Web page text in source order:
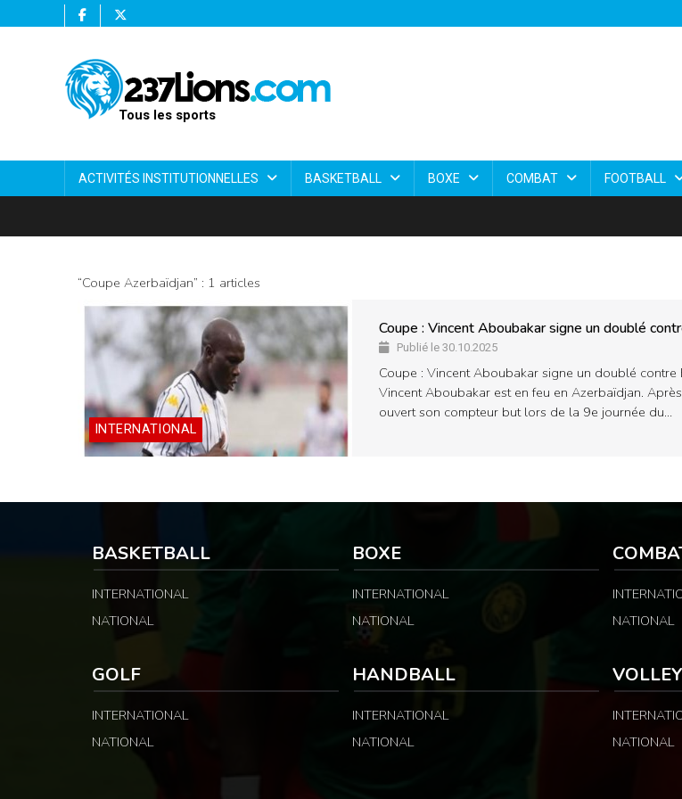
Tous les sports
ACTIVITÉS INSTITUTIONNELLES BASKETBALL BOXE COMBAT FOOTBALL
“Coupe Azerbaïdjan” : 1 articles
INTERNATIONAL
Coupe : Vincent Aboubakar signe un doublé
Publié le 30.10.2025
Coupe : Vincent Aboubakar signe un doublé contre
Vincent Aboubakar est en feu en Azerbaïdjan.
ouvert son compteur but lors de la 9e journée du…
BASKETBALL
INTERNATIONAL
NATIONAL
BOXE
INTERNATIONAL
NATIONAL
NATIONAL
GOLF
INTERNATIONAL
NATIONAL
HANDBALL
INTERNATIONAL
NATIONAL
NATIONAL